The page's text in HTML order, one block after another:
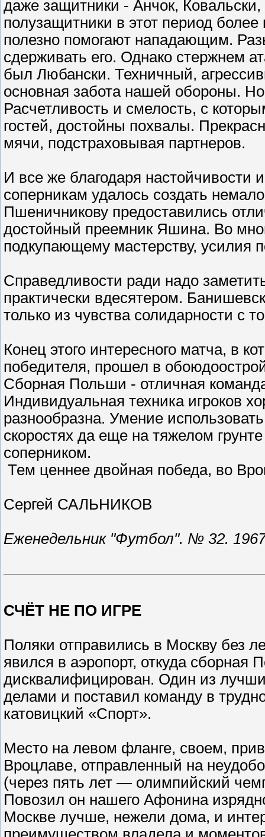
даже защитники - Анчок,
полузащитники в этот период
полезно помогают нападающим.
сдерживать его. Однако стержнем
был Любански. Техничный,
основная забота нашей обороны.
Расчетливость и смелость, с
гостей, достойны похвалы.
мячи, подстраховывая партнеров.
И все же благодаря
соперникам удалось создать
Пшеничникову предоставились
достойный преемник Яшина. Во
подкупающему мастерству, усилия
Справедливости ради надо
практически вдесятером.
только из чувства солидарности с
Конец этого интересного матча, в
победителя, прошел в
Сборная Польши - отличная
Индивидуальная техника игроков
разнообразна. Умение
скоростях да еще на тяжелом
соперником.
Тем ценнее двойная победа, во
Сергей САЛЬНИКОВ
Еженедельник "Футбол". № 32.
СЧЁТ НЕ ПО ИГРЕ
Поляки отправились в Москву без
явился в аэропорт, откуда
дисквалифицирован. Один из
делами и поставил команду в
катовицкий «Спорт».
Место на левом фланге, своем,
Вроцлаве, отправленный на
(через пять лет — олимпийский
Повозил он нашего Афонина
Москве лучше, нежели дома, и